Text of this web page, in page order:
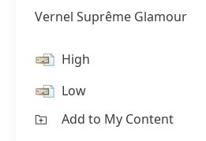
Vernel Suprême Glamour
High
Low
Add to My Content